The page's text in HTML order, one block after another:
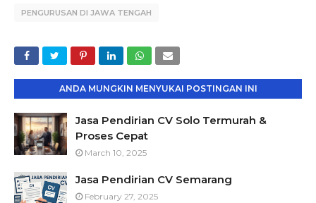
PENGURUSAN DI JAWA TENGAH
ANDA MUNGKIN MENYUKAI POSTINGAN INI
Jasa Pendirian CV Solo Termurah &
Proses Cepat
March 10, 2025
Jasa Pendirian CV Semarang
February 27, 2025